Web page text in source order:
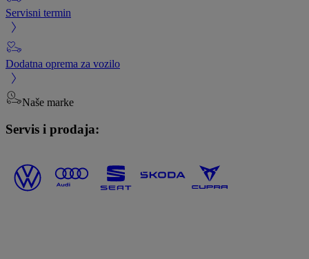
Servisni termin
Dodatna oprema za vozilo
Naše marke
Servis i prodaja: